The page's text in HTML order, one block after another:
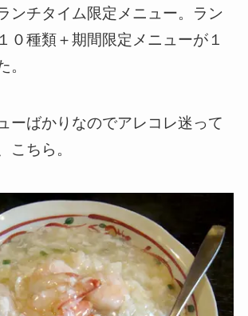
ンチタイム限定メニュー。ラン
０種類＋期間限定メニューが１
。
ーばかりなのでアレコレ迷って
こちら。